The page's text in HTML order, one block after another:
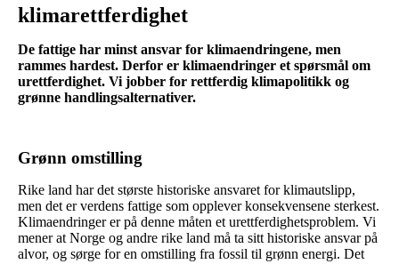
klimarettferdighet
De fattige har minst ansvar for klimaendringene, men
rammes hardest. Derfor er klimaendringer et spørsmål om
urettferdighet. Vi jobber for rettferdig klimapolitikk og
grønne handlingsalternativer.
Grønn omstilling
Rike land har det største historiske ansvaret for klimautslipp,
men det er verdens fattige som opplever konsekvensene sterkest.
Klimaendringer er på denne måten et urettferdighetsproblem. Vi
mener at Norge og andre rike land må ta sitt historiske ansvar på
alvor, og sørge for en omstilling fra fossil til grønn energi. Det